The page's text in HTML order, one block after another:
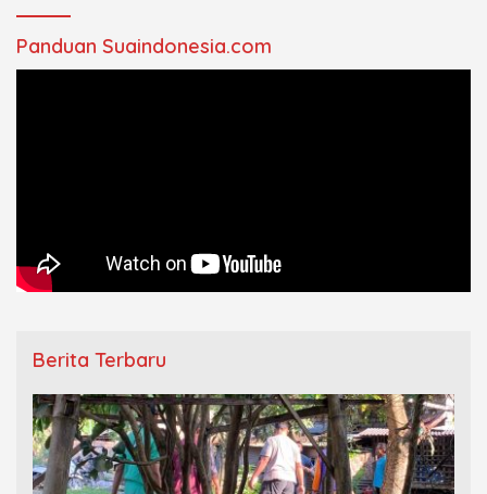
Panduan Suaindonesia.com
Berita Terbaru